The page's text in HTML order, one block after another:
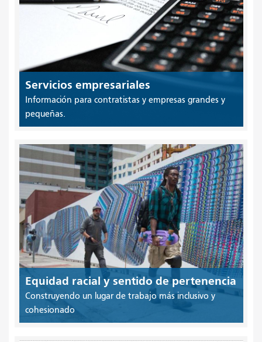
Servicios empresariales
Información para contratistas y empresas grandes y
pequeñas.
Equidad racial y sentido de pertenencia
Construyendo un lugar de trabajo más inclusivo y
cohesionado